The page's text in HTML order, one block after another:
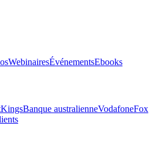
WebinairesÉvénementsEbooks
Banque australienneVodafoneFox